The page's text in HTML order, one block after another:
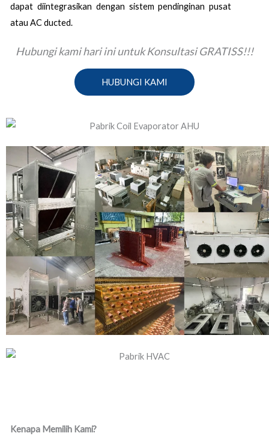
dapat diintegrasikan dengan sistem pendinginan pusat
atau AC ducted.
Hubungi kami hari ini untuk Konsultasi GRATISS!!!
HUBUNGI KAMI
Kenapa Memilih Kami?